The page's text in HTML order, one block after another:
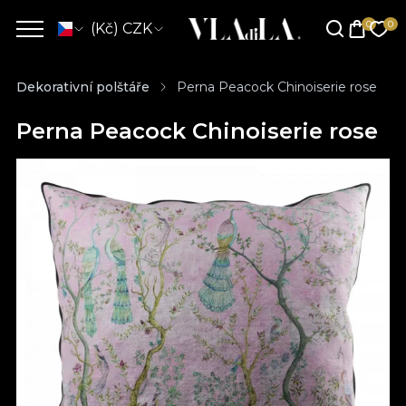
(Kč) CZK
Dekorativní polštáře Perna Peacock Chinoiserie rose
Perna Peacock Chinoiserie rose